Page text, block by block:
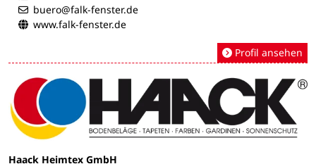
buero@falk-fenster.de
www.falk-fenster.de
Profil ansehen
Haack Heimtex GmbH